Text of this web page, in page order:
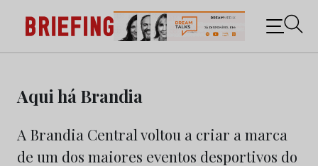
content
Briefing: Todas as notícias sobre os negócios do
Marketing e da Publicidade
Aqui há Brandia
A Brandia Central voltou a criar a marca
de um dos maiores eventos desportivos do